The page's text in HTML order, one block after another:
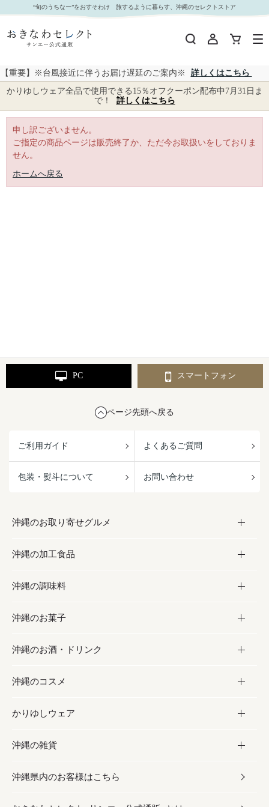
｜おきなわセレクト サンエー公式通販
“旬のうちなー”をおすそわけ 旅するように暮らす、沖縄のセレクトストア
【重要】※台風接近に伴うお届け遅延のご案内※
詳しくはこちら
かりゆしウェア全品で使用できる15％オフクーポン配布中7月31日ま
で！
詳しくはこちら
申し訳ございません。
ご指定の商品ページは販売終了か、ただ今お取扱いをしておりま
せん。
ホームへ戻る
PC スマートフォン
ページ先頭へ戻る
ご利用ガイド よくあるご質問
包装・熨斗について お問い合わせ
沖縄のお取り寄せグルメ
お取り寄せグルメ
フルーツ・野菜
お肉
海産物
沖縄の加工食品
加工食品
缶詰／パウチ
沖縄料理
沖縄そば／乾麺
レトルト食品
乾物／粉類
沖縄の調味料
調味料
砂糖／黒砂糖
塩
お酢／ドレッシング
しょうゆ
みそ
沖縄のお菓子
お菓子
黒糖
ちんすこう
伝統菓子
スナック
沖縄のお酒・ドリンク
お酒・ドリンク
泡盛
ビール・チューハイ
ワイン・ウィスキー・カクテル
沖縄のコスメ
コスメ
スキンケア
ボディケア
かりゆしウェア
かりゆしウェア
メンズ
沖縄の雑貨
雑貨
沖縄県内のお客様はこちら